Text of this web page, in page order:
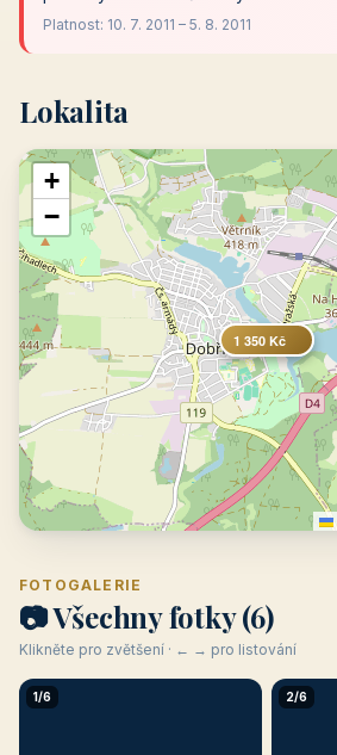
Platnost: 10. 7. 2011 – 5. 8. 2011
Lokalita
1 350 Kč
+
−
FOTOGALERIE
📷 Všechny fotky (6)
Klikněte pro zvětšení · ← → pro listování
1/6 2/6